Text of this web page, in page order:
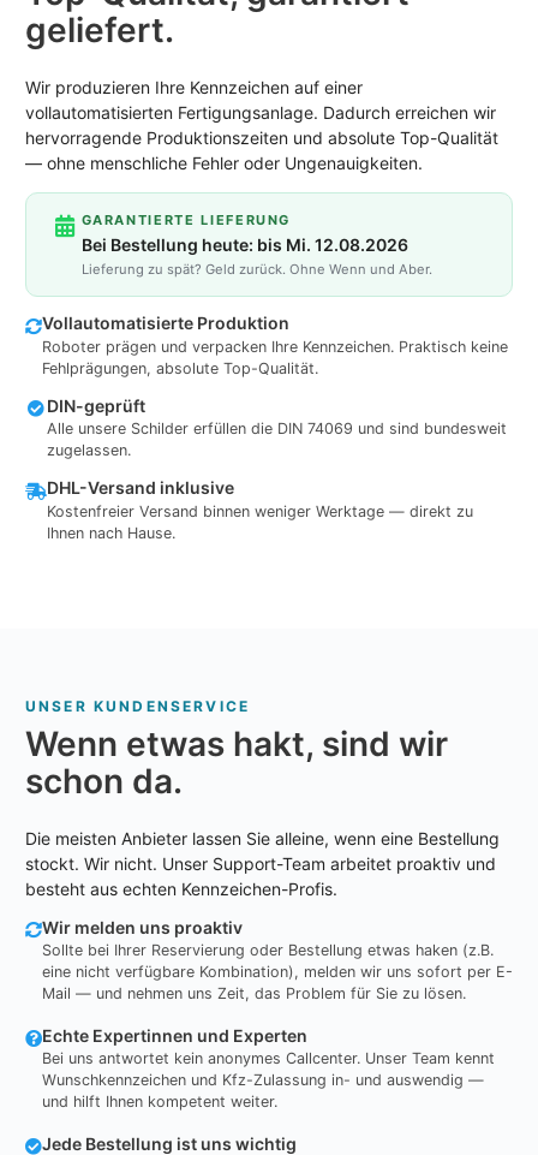
geliefert.
Wir produzieren Ihre Kennzeichen auf einer
vollautomatisierten Fertigungsanlage. Dadurch erreichen wir
hervorragende Produktionszeiten und absolute Top-Qualität
— ohne menschliche Fehler oder Ungenauigkeiten.
GARANTIERTE LIEFERUNG
Bei Bestellung heute: bis Mi. 12.08.2026
Lieferung zu spät? Geld zurück. Ohne Wenn und Aber.
Vollautomatisierte Produktion
Roboter prägen und verpacken Ihre Kennzeichen. Praktisch keine
Fehlprägungen, absolute Top-Qualität.
DIN-geprüft
Alle unsere Schilder erfüllen die DIN 74069 und sind bundesweit
zugelassen.
DHL-Versand inklusive
Kostenfreier Versand binnen weniger Werktage — direkt zu
Ihnen nach Hause.
UNSER KUNDENSERVICE
Wenn etwas hakt, sind wir
schon da.
Die meisten Anbieter lassen Sie alleine, wenn eine Bestellung
stockt. Wir nicht. Unser Support-Team arbeitet proaktiv und
besteht aus echten Kennzeichen-Profis.
Wir melden uns proaktiv
Sollte bei Ihrer Reservierung oder Bestellung etwas haken (z.B.
eine nicht verfügbare Kombination), melden wir uns sofort per E-
Mail — und nehmen uns Zeit, das Problem für Sie zu lösen.
Echte Expertinnen und Experten
Bei uns antwortet kein anonymes Callcenter. Unser Team kennt
Wunschkennzeichen und Kfz-Zulassung in- und auswendig —
und hilft Ihnen kompetent weiter.
Jede Bestellung ist uns wichtig